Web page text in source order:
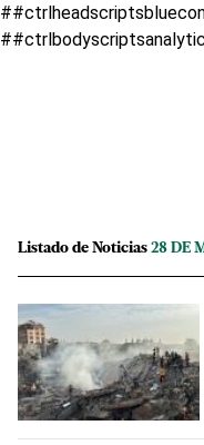
Listado de Noticias 28 DE